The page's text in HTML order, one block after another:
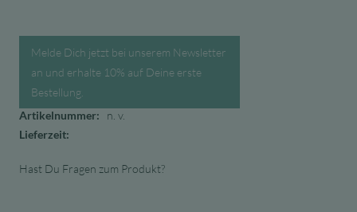
Melde Dich jetzt bei unserem Newsletter
an und erhalte 10% auf Deine erste
Bestellung.
Artikelnummer:
n. v.
Lieferzeit:
Hast Du Fragen zum Produkt?